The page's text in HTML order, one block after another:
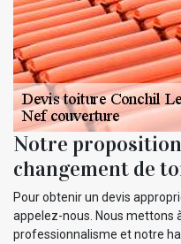
Notre
changement de
Pour obtenir un devis
appelez-nous. Nous mettons
professionnalisme et notre